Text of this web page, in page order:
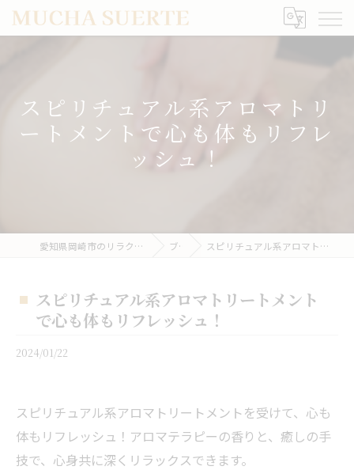
スピリチュアル系アロマトリ
ートメントで心も体もリフレ
ッシュ！
愛知県岡崎市のリラクゼーションならMUCHA SUERTE ブログ スピリチュアル系アロマトリートメントで心も体もリフレッシュ！
スピリチュアル系アロマトリートメント
で心も体もリフレッシュ！
2024/01/22
スピリチュアル系アロマトリートメントを受けて、心も
体もリフレッシュ！アロマテラピーの香りと、癒しの手
技で、心身共に深くリラックスできます。